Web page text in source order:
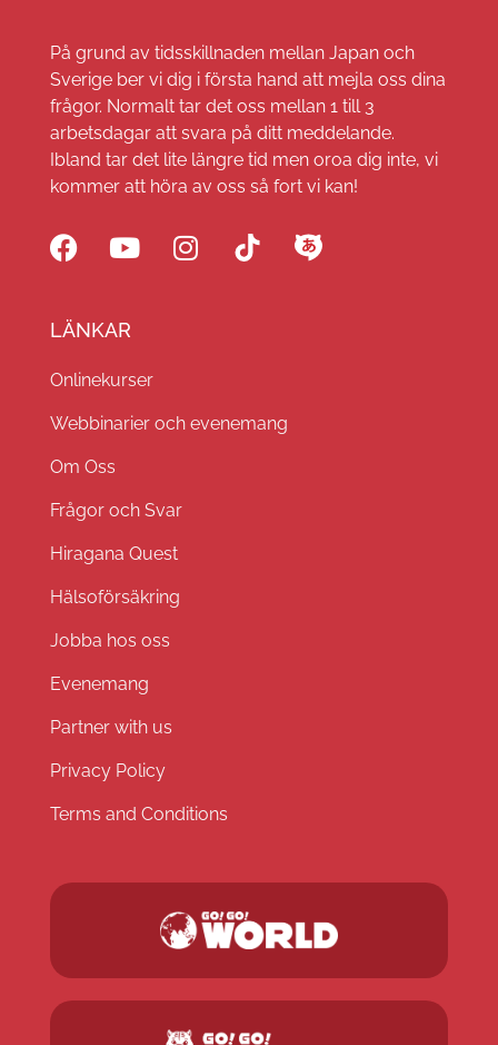
På grund av tidsskillnaden mellan Japan och
Sverige ber vi dig i första hand att mejla oss dina
frågor. Normalt tar det oss mellan 1 till 3
arbetsdagar att svara på ditt meddelande.
Ibland tar det lite längre tid men oroa dig inte, vi
kommer att höra av oss så fort vi kan!
LÄNKAR
Onlinekurser
Webbinarier och evenemang
Om Oss
Frågor och Svar
Hiragana Quest
Hälsoförsäkring
Jobba hos oss
Evenemang
Partner with us
Privacy Policy
Terms and Conditions